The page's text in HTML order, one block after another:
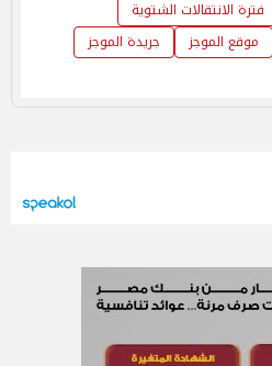
فترة الانتقالات الشتوية
موقع الموجز جريدة الموجز